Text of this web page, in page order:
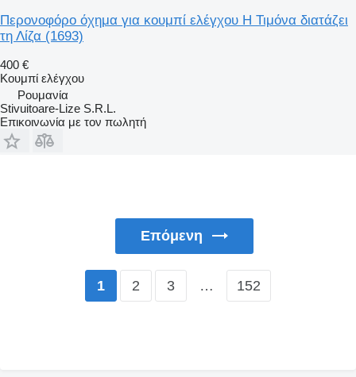
Περονοφόρο όχημα για κουμπί ελέγχου Η Τιμόνα διατάζει
τη Λίζα (1693)
400 €
Κουμπί ελέγχου
Ρουμανία
Stivuitoare-Lize S.R.L.
Επικοινωνία με τον πωλητή
Επόμενη
1 2 3 … 152